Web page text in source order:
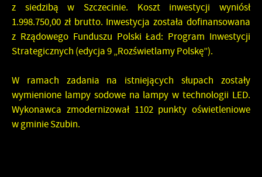
z siedzibą w Szczecinie. Koszt inwestycji wyniósł
1.998.750,00 zł brutto. Inwestycja została dofinansowana
z Rządowego Funduszu Polski Ład: Program Inwestycji
Strategicznych (edycja 9 „Rozświetlamy Polskę”).
W ramach zadania na istniejących słupach zostały
wymienione lampy sodowe na lampy w technologii LED.
Wykonawca zmodernizował 1102 punkty oświetleniowe
w gminie Szubin.